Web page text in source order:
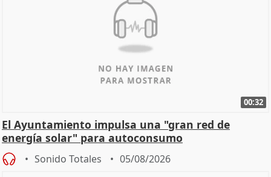
00:32
El Ayuntamiento impulsa una "gran red de
energía solar" para autoconsumo
Sonido Totales 05/08/2026